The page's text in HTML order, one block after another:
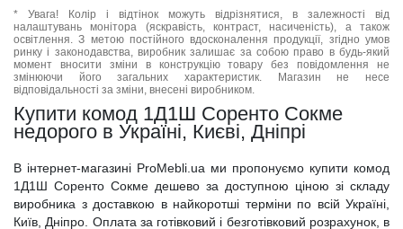
* Увага! Колір і відтінок можуть відрізнятися, в залежності від
налаштувань монітора (яскравість, контраст, насиченість), а також
освітлення. З метою постійного вдосконалення продукції, згідно умов
ринку і законодавства, виробник залишає за собою право в будь-який
момент вносити зміни в конструкцію товару без повідомлення не
змінюючи його загальних характеристик. Магазин не несе
відповідальності за зміни, внесені виробником.
Купити комод 1Д1Ш Соренто Сокме
недорого в Україні, Києві, Дніпрі
В інтернет-магазині ProMebli.ua ми пропонуємо купити комод
1Д1Ш Соренто Сокме дешево за доступною ціною зі складу
виробника з доставкою в найкоротші терміни по всій Україні,
Київ, Дніпро. Оплата за готівковий і безготівковий розрахунок, в